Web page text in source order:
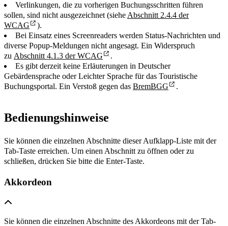
Verlinkungen, die zu vorherigen Buchungsschritten führen
sollen, sind nicht ausgezeichnet (siehe Abschnitt 2.4.4 der
WCAG
).
Bei Einsatz eines Screenreaders werden Status-Nachrichten und
diverse Popup-Meldungen nicht angesagt. Ein Widerspruch
zu Abschnitt 4.1.3 der WCAG
.
Es gibt derzeit keine Erläuterungen in Deutscher
Gebärdensprache oder Leichter Sprache für das Touristische
Buchungsportal. Ein Verstoß gegen das BremBGG .
Bedienungshinweise
Sie können die einzelnen Abschnitte dieser Aufklapp-Liste mit der
Tab-Taste erreichen. Um einen Abschnitt zu öffnen oder zu
schließen, drücken Sie bitte die Enter-Taste.
Akkordeon
Sie können die einzelnen Abschnitte des Akkordeons mit der Tab-